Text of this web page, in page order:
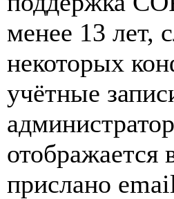
менее 13 лет,
некоторых
учётные
отображается
прислано